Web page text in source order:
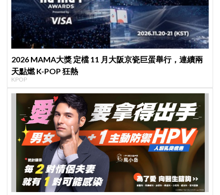
2026 MAMA大獎 定檔 11 月大阪京瓷巨蛋舉行，連續兩
天點燃 K-POP 狂熱
KPOP